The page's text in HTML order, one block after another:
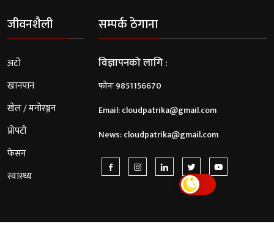
जीवनशैली
अटो
खानपान
खेल / मनोरञ्जन
प्रोपटी
फेसन
स्वास्थ्य
सम्पर्क ठेगाना
विज्ञापनको लागि :
फोनः 9851156670
Email:cloudpatrika@gmail.com
News:cloudpatrika@gmail.com